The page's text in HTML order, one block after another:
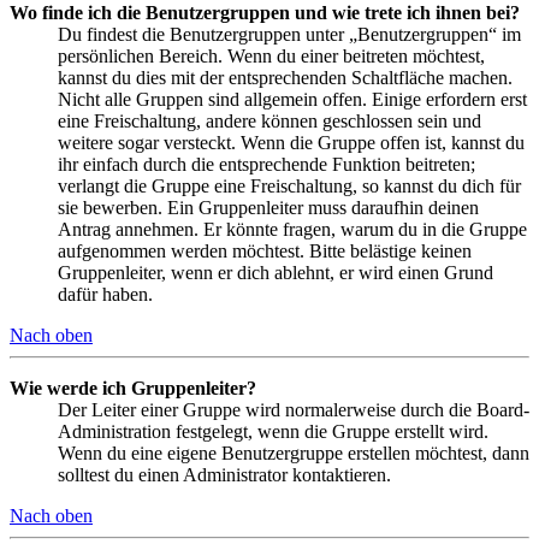
Wo finde ich die Benutzergruppen und wie trete ich ihnen bei?
Du findest die Benutzergruppen unter „Benutzergruppen“ im
persönlichen Bereich. Wenn du einer beitreten möchtest,
kannst du dies mit der entsprechenden Schaltfläche machen.
Nicht alle Gruppen sind allgemein offen. Einige erfordern erst
eine Freischaltung, andere können geschlossen sein und
weitere sogar versteckt. Wenn die Gruppe offen ist, kannst du
ihr einfach durch die entsprechende Funktion beitreten;
verlangt die Gruppe eine Freischaltung, so kannst du dich für
sie bewerben. Ein Gruppenleiter muss daraufhin deinen
Antrag annehmen. Er könnte fragen, warum du in die Gruppe
aufgenommen werden möchtest. Bitte belästige keinen
Gruppenleiter, wenn er dich ablehnt, er wird einen Grund
dafür haben.
Nach oben
Wie werde ich Gruppenleiter?
Der Leiter einer Gruppe wird normalerweise durch die Board-
Administration festgelegt, wenn die Gruppe erstellt wird.
Wenn du eine eigene Benutzergruppe erstellen möchtest, dann
solltest du einen Administrator kontaktieren.
Nach oben